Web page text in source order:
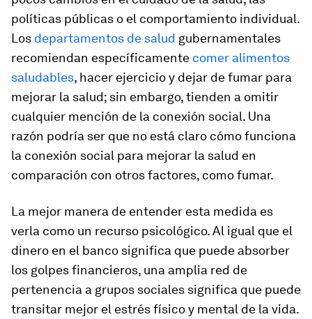
políticas públicas o el comportamiento individual.
Los departamentos de salud gubernamentales
recomiendan específicamente comer alimentos
saludables, hacer ejercicio y dejar de fumar para
mejorar la salud; sin embargo, tienden a omitir
cualquier mención de la conexión social. Una
razón podría ser que no está claro cómo funciona
la conexión social para mejorar la salud en
comparación con otros factores, como fumar.
La mejor manera de entender esta medida es
verla como un recurso psicológico. Al igual que el
dinero en el banco significa que puede absorber
los golpes financieros, una amplia red de
pertenencia a grupos sociales significa que puede
transitar mejor el estrés físico y mental de la vida.